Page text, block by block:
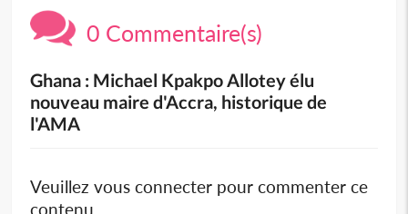
0 Commentaire(s)
Ghana : Michael Kpakpo Allotey élu
nouveau maire d'Accra, historique de
l'AMA
Veuillez vous connecter pour commenter ce
contenu.